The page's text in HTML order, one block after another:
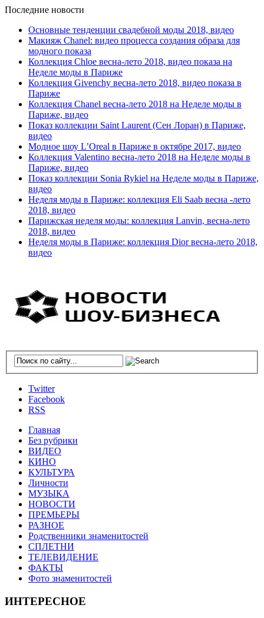
Последние новости
Основные тенденции свадебной моды 2018, видео
Макияж Chanel: видео процесса создания образа для
модного показа
Коллекция Chloe весна-лето 2018, видео показа на
Неделе моды в Париже
Коллекция Givenchy весна-лето 2018, видео показа в
Париже
Коллекция Chanel весна-лето 2018 на Неделе моды в
Париже, видео
Показ коллекции Saint Laurent (Сен Лоран) в Париже,
видео
Модное шоу L’Oreal в Париже в октябре 2017, видео
Коллекция Valentino весна-лето 2018 на Неделе моды в
Париже, видео
Показ коллекции Sonia Rykiel на Неделе моды в Париже,
видео
Неделя моды в Париже: коллекция Eli Saab весна -лето
2018, видео
Парижская неделя моды: коллекция Lanvin, весна-лето
2018, видео
Неделя моды в Париже: коллекция Dior весна-лето 2018,
видео
Twitter
Facebook
RSS
Главная
Без рубрики
ВИДЕО
КИНО
КУЛЬТУРА
Личности
МУЗЫКА
НОВОСТИ
ПРЕМЬЕРЫ
РАЗНОЕ
Родственники знаменитостей
СПЛЕТНИ
ТЕЛЕВИДЕНИЕ
ФАКТЫ
Фото знаменитостей
ИНТЕРЕСНОЕ